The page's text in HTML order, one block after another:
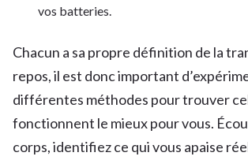
vos batteries.
Chacun a sa propre définition de la
repos, il est donc important
différentes méthodes pour trouver
fonctionnent le mieux pour vous.
corps, identifiez ce qui vous apaise